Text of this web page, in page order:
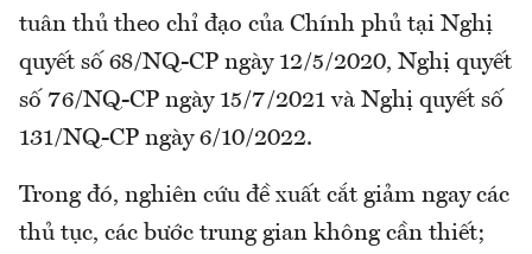
tuân thủ theo chỉ đạo của Chính phủ tại Nghị
quyết số 68/NQ-CP ngày 12/5/2020, Nghị quyết
số 76/NQ-CP ngày 15/7/2021 và Nghị quyết số
131/NQ-CP ngày 6/10/2022.
Trong đó, nghiên cứu đề xuất cắt giảm ngay các
thủ tục, các bước trung gian không cần thiết;